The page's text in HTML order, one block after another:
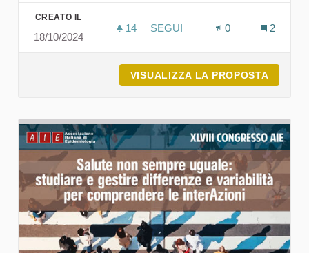
CREATO IL
18/10/2024
14 14 SOSTENITORI
SEGUI
0 2
VISUALIZZA LA PROPOSTA